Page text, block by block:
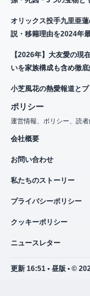
オリックス投手九里亜
説・移籍理由を2024年
【2026年】大友愛の現
いを家族構成も含め徹底
小芝風花の熱愛報道と
ポリシー
運営情報、ポリシー、読者
会社概要
お問い合わせ
私たちのストーリー
プライバシーポリシー
クッキーポリシー
ニュースレター
更新 16:51 • 昼版 • ©